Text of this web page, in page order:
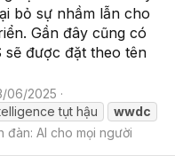
bỏ sự nhầm lẫn cho
Gần đây cũng có
sẽ được đặt theo tên
06/2025
tụt hậu
wwdc
đàn: AI cho mọi người